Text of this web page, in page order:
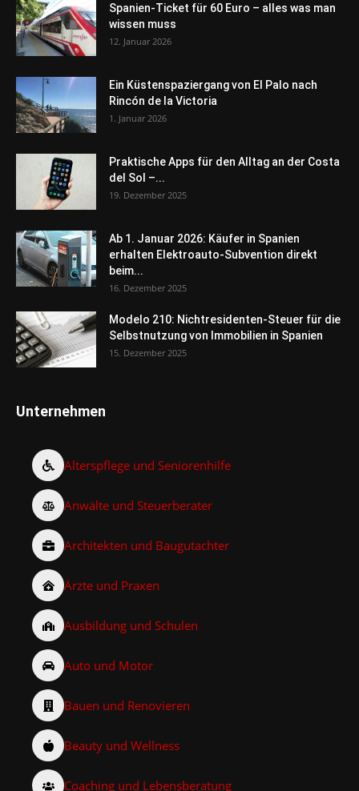
Spanien-Ticket für 60 Euro – alles was man
wissen muss
12. Januar 2026
Ein Küstenspaziergang von El Palo nach
Rincón de la Victoria
1. Januar 2026
Praktische Apps für den Alltag an der Costa
del Sol –...
19. Dezember 2025
Ab 1. Januar 2026: Käufer in Spanien
erhalten Elektroauto-Subvention direkt
beim...
16. Dezember 2025
Modelo 210: Nichtresidenten-Steuer für die
Selbstnutzung von Immobilien in Spanien
15. Dezember 2025
Unternehmen
Alterspflege und Seniorenhilfe
Anwälte und Steuerberater
Architekten und Baugutachter
Ärzte und Praxen
Ausbildung und Schulen
Auto und Motor
Bauen und Renovieren
Beauty und Wellness
Coaching und Lebensberatung